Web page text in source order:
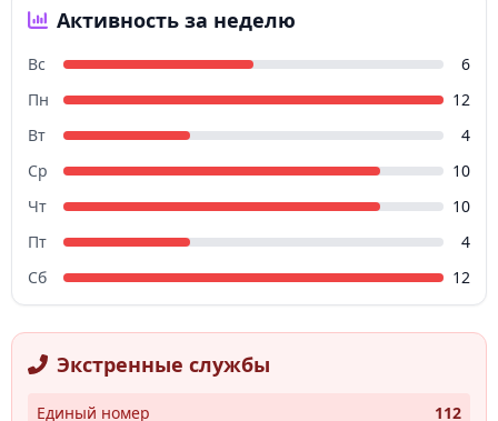
Активность за неделю
Вс
6
Пн
12
Вт
4
Ср
10
Чт
10
Пт
4
Сб
12
Экстренные службы
Единый номер 112